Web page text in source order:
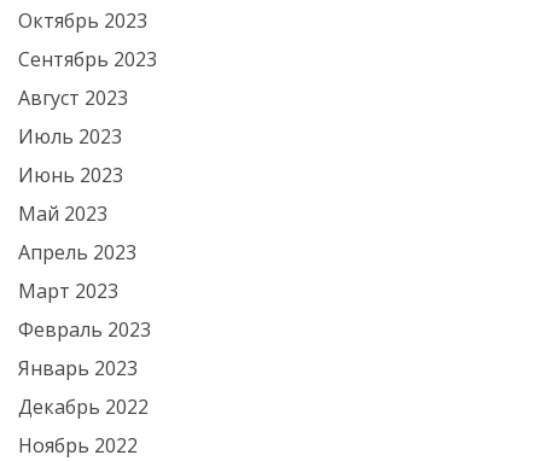
Октябрь 2023
Сентябрь 2023
Август 2023
Июль 2023
Июнь 2023
Май 2023
Апрель 2023
Март 2023
Февраль 2023
Январь 2023
Декабрь 2022
Ноябрь 2022